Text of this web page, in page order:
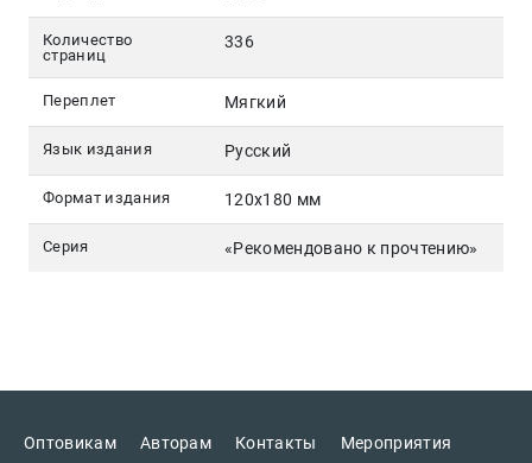
Количество
страниц
336
Переплет Мягкий
Язык издания Русский
Формат издания 120х180 мм
Серия «Рекомендовано к прочтению»
Оптовикам Авторам Контакты Мероприятия